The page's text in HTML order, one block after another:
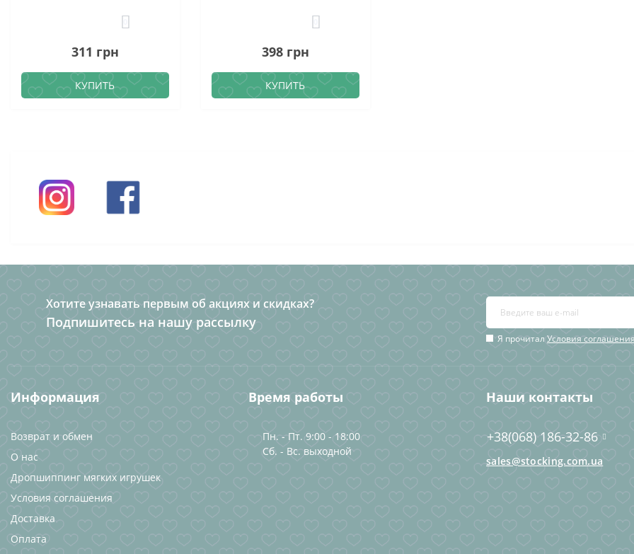
311 грн
КУПИТЬ
398 грн
КУПИТЬ
Хотите узнавать первым об акциях и скидках?
Подпишитесь на нашу рассылку
Я прочитал Условия
Информация
Возврат и обмен
О нас
Дропшиппинг мягких игрушек
Условия соглашения
Доставка
Оплата
Время работы
Пн. - Пт. 9:00 - 18:00
Сб. - Вс. выходной
Наши контакты
+38(068) 186-32-86
sales@stocking.com.ua